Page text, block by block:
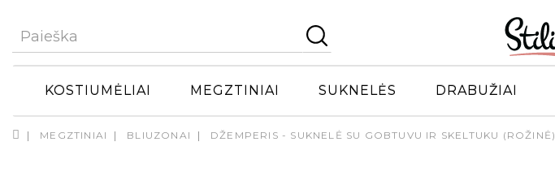
KOSTIUMĖLIAI MEGZTINIAI SUKNELĖS DRABUŽIAI
MEGZTINIAI BLIUZONAI DŽEMPERIS - SUKNELĖ SU GOBTUVU IR SKELTUKU (ROŽINĖ)